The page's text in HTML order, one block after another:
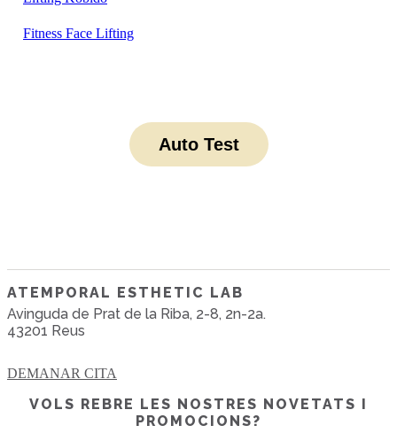
Fitness Face Lifting
Auto Test
ATEMPORAL ESTHETIC LAB
Avinguda de Prat de la Riba, 2-8, 2n-2a.
43201 Reus
DEMANAR CITA
VOLS REBRE LES NOSTRES NOVETATS I
PROMOCIONS?